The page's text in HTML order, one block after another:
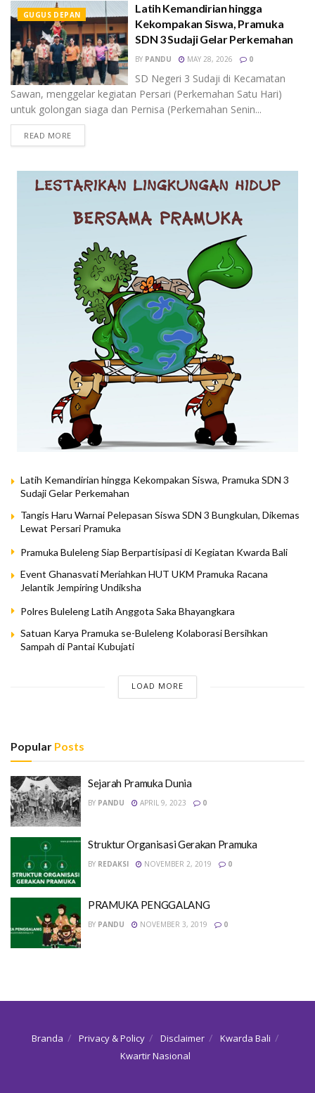
GUGUS DEPAN
Latih Kemandirian hingga
Kekompakan Siswa, Pramuka
SDN 3 Sudaji Gelar Perkemahan
BY PANDU MAY 28, 2026 0
SD Negeri 3 Sudaji di Kecamatan
Sawan, menggelar kegiatan Persari (Perkemahan Satu Hari)
untuk golongan siaga dan Pernisa (Perkemahan Senin...
READ MORE
Latih Kemandirian hingga Kekompakan Siswa, Pramuka SDN 3
Sudaji Gelar Perkemahan
Tangis Haru Warnai Pelepasan Siswa SDN 3 Bungkulan, Dikemas
Lewat Persari Pramuka
Pramuka Buleleng Siap Berpartisipasi di Kegiatan Kwarda Bali
Event Ghanasvati Meriahkan HUT UKM Pramuka Racana
Jelantik Jempiring Undiksha
Polres Buleleng Latih Anggota Saka Bhayangkara
Satuan Karya Pramuka se-Buleleng Kolaborasi Bersihkan
Sampah di Pantai Kubujati
LOAD MORE
Popular Posts
Sejarah Pramuka Dunia
BY PANDU APRIL 9, 2023 0
Struktur Organisasi Gerakan Pramuka
BY REDAKSI NOVEMBER 2, 2019 0
PRAMUKA PENGGALANG
BY PANDU NOVEMBER 3, 2019 0
Branda Privacy & Policy Disclaimer
Kwarda Bali
Kwartir Nasional